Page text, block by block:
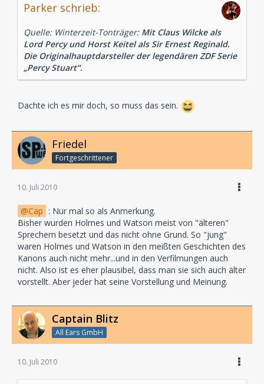
Parker schrieb:
Quelle: Winterzeit-Tonträger: Mit Claus Wilcke als
Lord Percy und Horst Keitel als Sir Ernest Reginald.
Die Originalhauptdarsteller der legendären ZDF Serie
„Percy Stuart“.
Dachte ich es mir doch, so muss das sein.
Friedel
Fortgeschrittener
10. Juli 2010
Cap : Nur mal so als Anmerkung.
Bisher wurden Holmes und Watson meist von "älteren"
Sprechern besetzt und das nicht ohne Grund. So "jung"
waren Holmes und Watson in den meißten Geschichten des
Kanons auch nicht mehr...und in den Verfilmungen auch
nicht. Also ist es eher plausibel, dass man sie sich auch älter
vorstellt. Aber jeder hat seine Vorstellung und Meinung.
Captain Blitz
All Ears GmbH
10. Juli 2010